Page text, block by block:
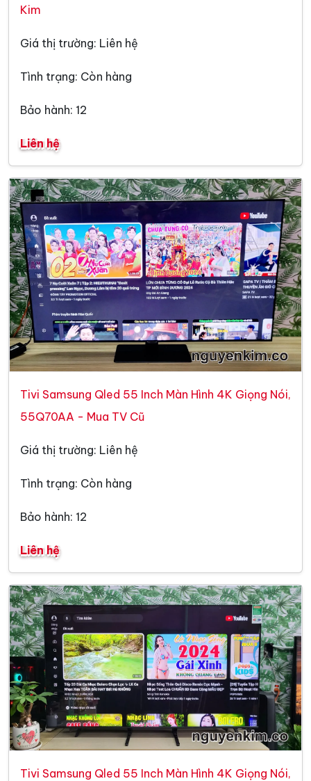
Kim
Giá thị trường: Liên hệ
Tình trạng: Còn hàng
Bảo hành: 12
Liên hệ
Tivi Samsung Qled 55 Inch Màn Hình 4K Giọng Nói,
55Q70AA - Mua TV Cũ
Giá thị trường: Liên hệ
Tình trạng: Còn hàng
Bảo hành: 12
Liên hệ
Tivi Samsung Qled 55 Inch Màn Hình 4K Giọng Nói,